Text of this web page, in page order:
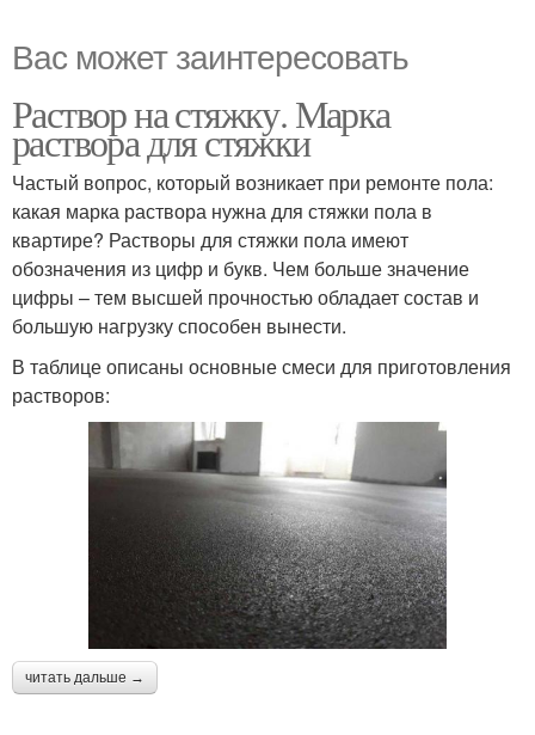
Вас может заинтересовать
Раствор на стяжку. Марка
раствора для стяжки
Частый вопрос, который возникает при ремонте пола:
какая марка раствора нужна для стяжки пола в
квартире? Растворы для стяжки пола имеют
обозначения из цифр и букв. Чем больше значение
цифры – тем высшей прочностью обладает состав и
большую нагрузку способен вынести.
В таблице описаны основные смеси для приготовления
растворов:
читать дальше →